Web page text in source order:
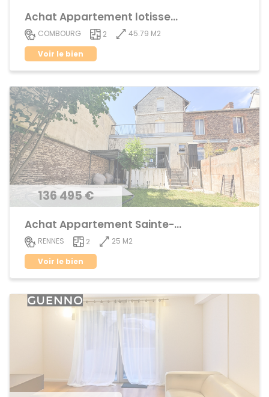
Achat Appartement lotissement
COMBOURG 2
45.79 M2
Voir le bien
136 495 €
Achat Appartement Sainte-Thérèse
RENNES 2
25 M2
Voir le bien